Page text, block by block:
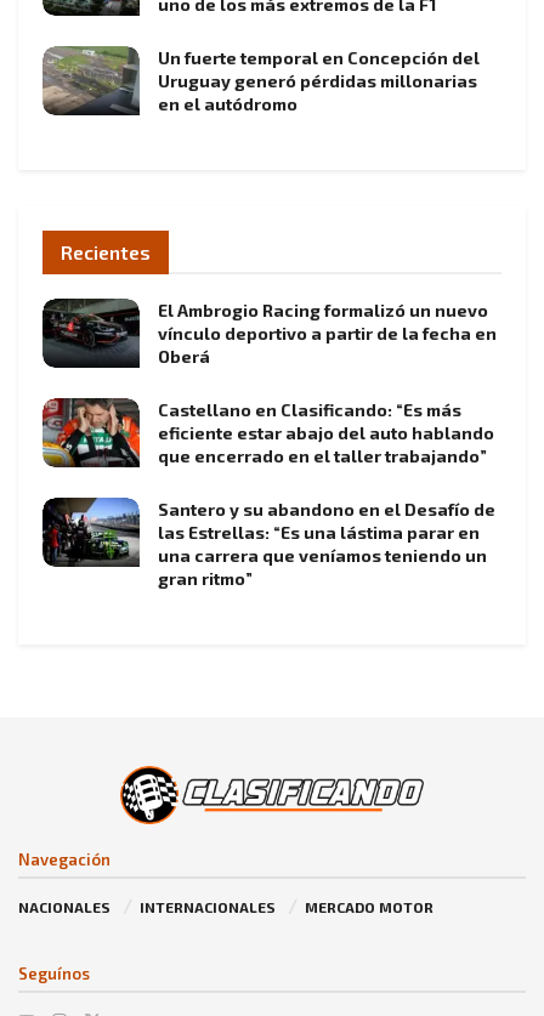
uno de los más extremos de la F1
Un fuerte temporal en Concepción del
Uruguay generó pérdidas millonarias
en el autódromo
Recientes
El Ambrogio Racing formalizó un nuevo
vínculo deportivo a partir de la fecha en
Oberá
Castellano en Clasificando: “Es más
eficiente estar abajo del auto hablando
que encerrado en el taller trabajando”
Santero y su abandono en el Desafío de
las Estrellas: “Es una lástima parar en
una carrera que veníamos teniendo un
gran ritmo”
Navegación
NACIONALES INTERNACIONALES MERCADO MOTOR
Seguínos